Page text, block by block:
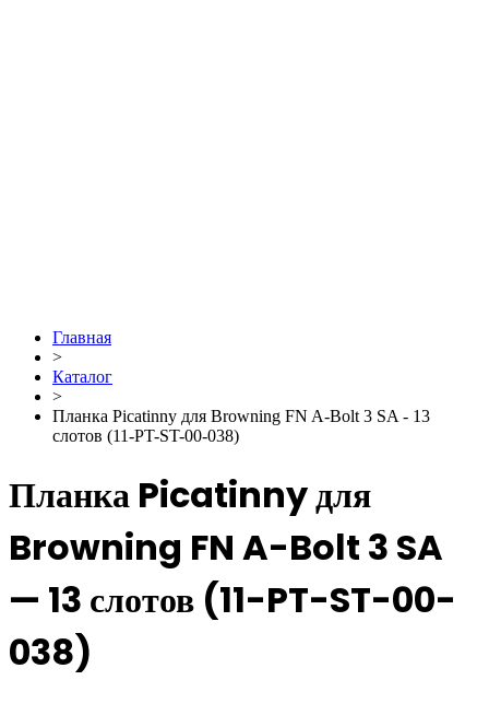
Главная
>
Каталог
>
Планка Picatinny для Browning FN A-Bolt 3 SA - 13
слотов (11-PT-ST-00-038)
Планка Picatinny для
Browning FN A-Bolt 3 SA
— 13 слотов (11-PT-ST-00-
038)